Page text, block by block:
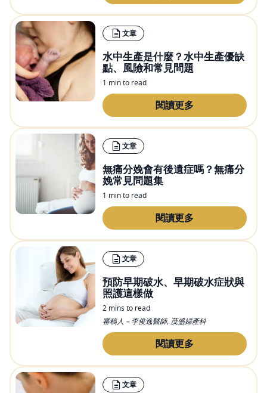
文章
水中生產是什麼？水中生產優缺
點、風險和常見問題
1 min to read
閱讀更多
文章
無痛分娩會有後遺症嗎？無痛分
娩常見問題集
1 min to read
閱讀更多
文章
預防早期破水、早期破水症狀與
照護這樣做
審稿人 – 李俊逸醫師, 茂盛婦產科
2 mins to read
閱讀更多
文章